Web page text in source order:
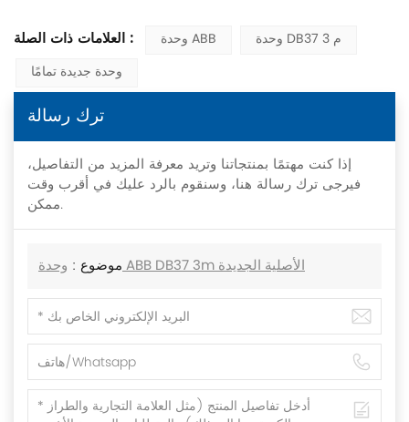
العلامات ذات الصلة : وحدة ABB
وحدة DB37 3 م
وحدة جديدة تمامًا
ترك رسالة
إذا كنت مهتمًا بمنتجاتنا وتريد معرفة المزيد من التفاصيل،
فيرجى ترك رسالة هنا، وسنقوم بالرد عليك في أقرب وقت
ممكن.
موضوع : وحدة ABB DB37 3m الأصلية الجديدة